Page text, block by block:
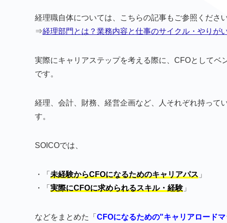
経理職自体については、こちらの記事もご参照ください
⇒経理部門とは？業務内容と仕事のサイクル・やりが
実際にキャリアステップを考える際に、CFOとして
です。
経理、会計、財務、経営企画など、人それぞれ持って
す。
SOICOでは、
・「 未経験からCFOになるためのキャリアパス 」
・「 実際にCFOに求められるスキル・経験」
などをまとめた「 CFOになるための"キャリアロード